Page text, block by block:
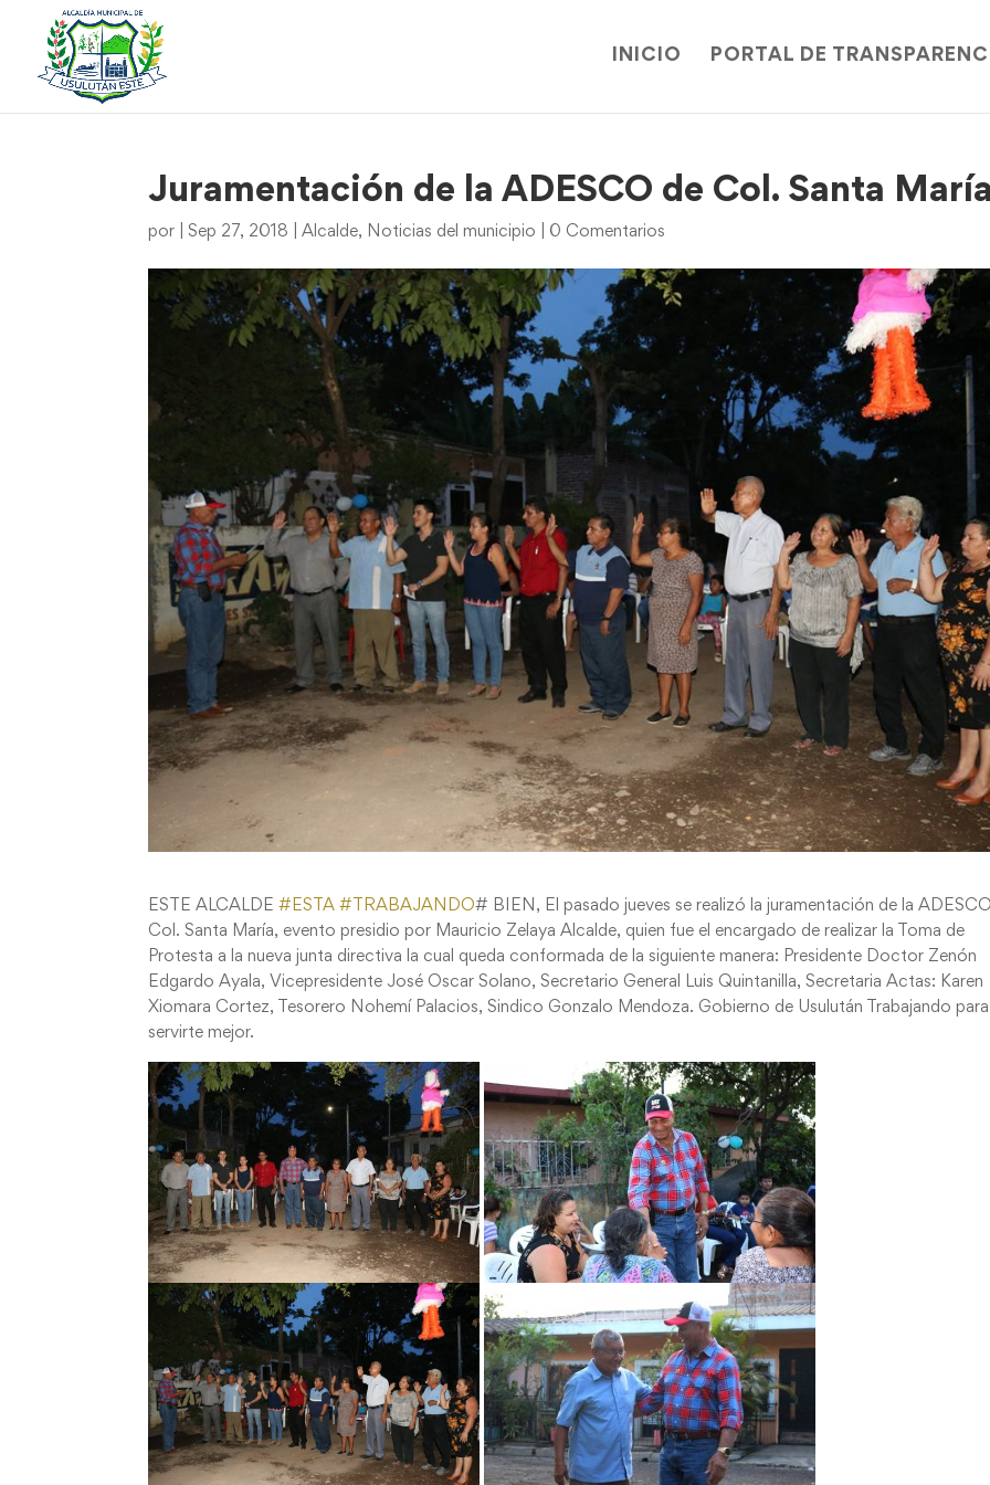
INICIO PORTAL DE
Juramentación de la ADESCO de Col. Santa
por |Sep 27, 2018 |Alcalde, Noticias del municipio 0 Comentarios
ESTE ALCALDE# ESTA # TRABAJANDO# BIEN, El pasado jueves se realizó la juramentación de la
Col. Santa María, evento presidio por Mauricio Zelaya Alcalde, quien fue el encargado de realizar la Toma de
Protesta a la nueva junta directiva la cual queda conformada de la siguiente manera: Presidente Doctor Zenón
Edgardo Ayala, Vicepresidente José Oscar Solano, Secretario General Luis Quintanilla, Secretaria Actas: Karen
Xiomara Cortez, Tesorero Nohemí Palacios, Sindico Gonzalo Mendoza. Gobierno de Usulután Trabajando para
servirte mejor.